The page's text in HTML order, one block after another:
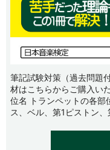
筆記試験対策（過去問題
材はこちらからご購入い
位名 トランペットの各部
ス、ベル、第1ピストン